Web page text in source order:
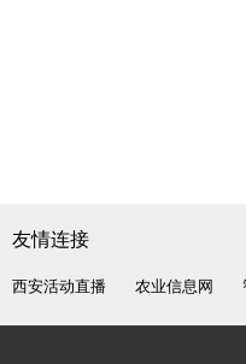
友情连接
西安活动直播 农业信息网